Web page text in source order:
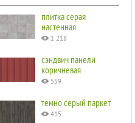
плитка серая
настенная
1 218
сэндвич панели
коричневая
559
темно серый паркет
415